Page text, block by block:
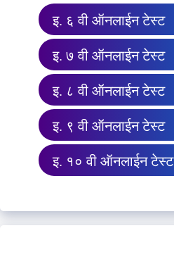
इ. ६ वी ऑनलाईन टेस्ट
इ. ७ वी ऑनलाईन टेस्ट
इ. ८ वी ऑनलाईन टेस्ट
इ. ९ वी ऑनलाईन टेस्ट
इ. १० वी ऑनलाईन टेस्ट